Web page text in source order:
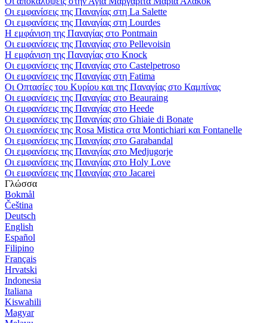
Οι εμφανίσεις της Παναγίας στη La Salette
Οι εμφανίσεις της Παναγίας στη Lourdes
Η εμφάνιση της Παναγίας στο Pontmain
Οι εμφανίσεις της Παναγίας στο Pellevoisin
Η εμφάνιση της Παναγίας στο Knock
Οι εμφανίσεις της Παναγίας στο Castelpetroso
Οι εμφανίσεις της Παναγίας στη Fatima
Οι Οπτασίες του Κυρίου και της Παναγίας στο Καμπίνας
Οι εμφανίσεις της Παναγίας στο Beauraing
Οι εμφανίσεις της Παναγίας στο Heede
Οι εμφανίσεις της Παναγίας στο Ghiaie di Bonate
Οι εμφανίσεις της Rosa Mistica στα Montichiari και Fontanelle
Οι εμφανίσεις της Παναγίας στο Garabandal
Οι εμφανίσεις της Παναγίας στο Medjugorje
Οι εμφανίσεις της Παναγίας στο Holy Love
Οι εμφανίσεις της Παναγίας στο Jacarei
Γλώσσα
Bokmål
Čeština
Deutsch
English
Español
Filipino
Français
Hrvatski
Indonesia
Italiana
Kiswahili
Magyar